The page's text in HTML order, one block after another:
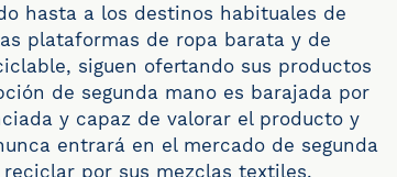
hasta a los destinos habituales de
plataformas de ropa barata y de
siguen ofertando sus productos
de segunda mano es barajada por
y capaz de valorar el producto y
entrará en el mercado de segunda
por sus mezclas textiles.